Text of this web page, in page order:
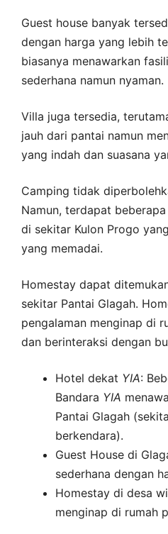
Guest house banyak
dengan harga yang lebih
biasanya menawarkan
sederhana namun nyaman.
Villa juga tersedia,
jauh dari pantai namun
yang indah dan suasana
Camping tidak
Namun, terdapat
di sekitar Kulon Progo
yang memadai.
Homestay dapat
sekitar Pantai Glagah.
pengalaman menginap di
dan berinteraksi dengan
Hotel dekat YIA:
Bandara YIA
Pantai Glagah
berkendara).
Guest House di
sederhana dengan
Homestay di desa
menginap di rumah